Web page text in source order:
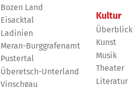
Bozen Land
Eisacktal
Ladinien
Meran-Burggrafenamt
Pustertal
Überetsch-Unterland
Vinschgau
Kultur
Überblick
Kunst
Musik
Theater
Literatur